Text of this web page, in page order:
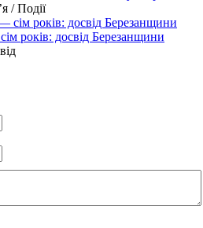
/ Події
років: досвід Березанщини